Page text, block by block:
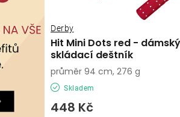
Hit Mini Dots red - dámský
skládací deštník
Derby
Skladem
448 Kč
průměr 94 cm, 276 g